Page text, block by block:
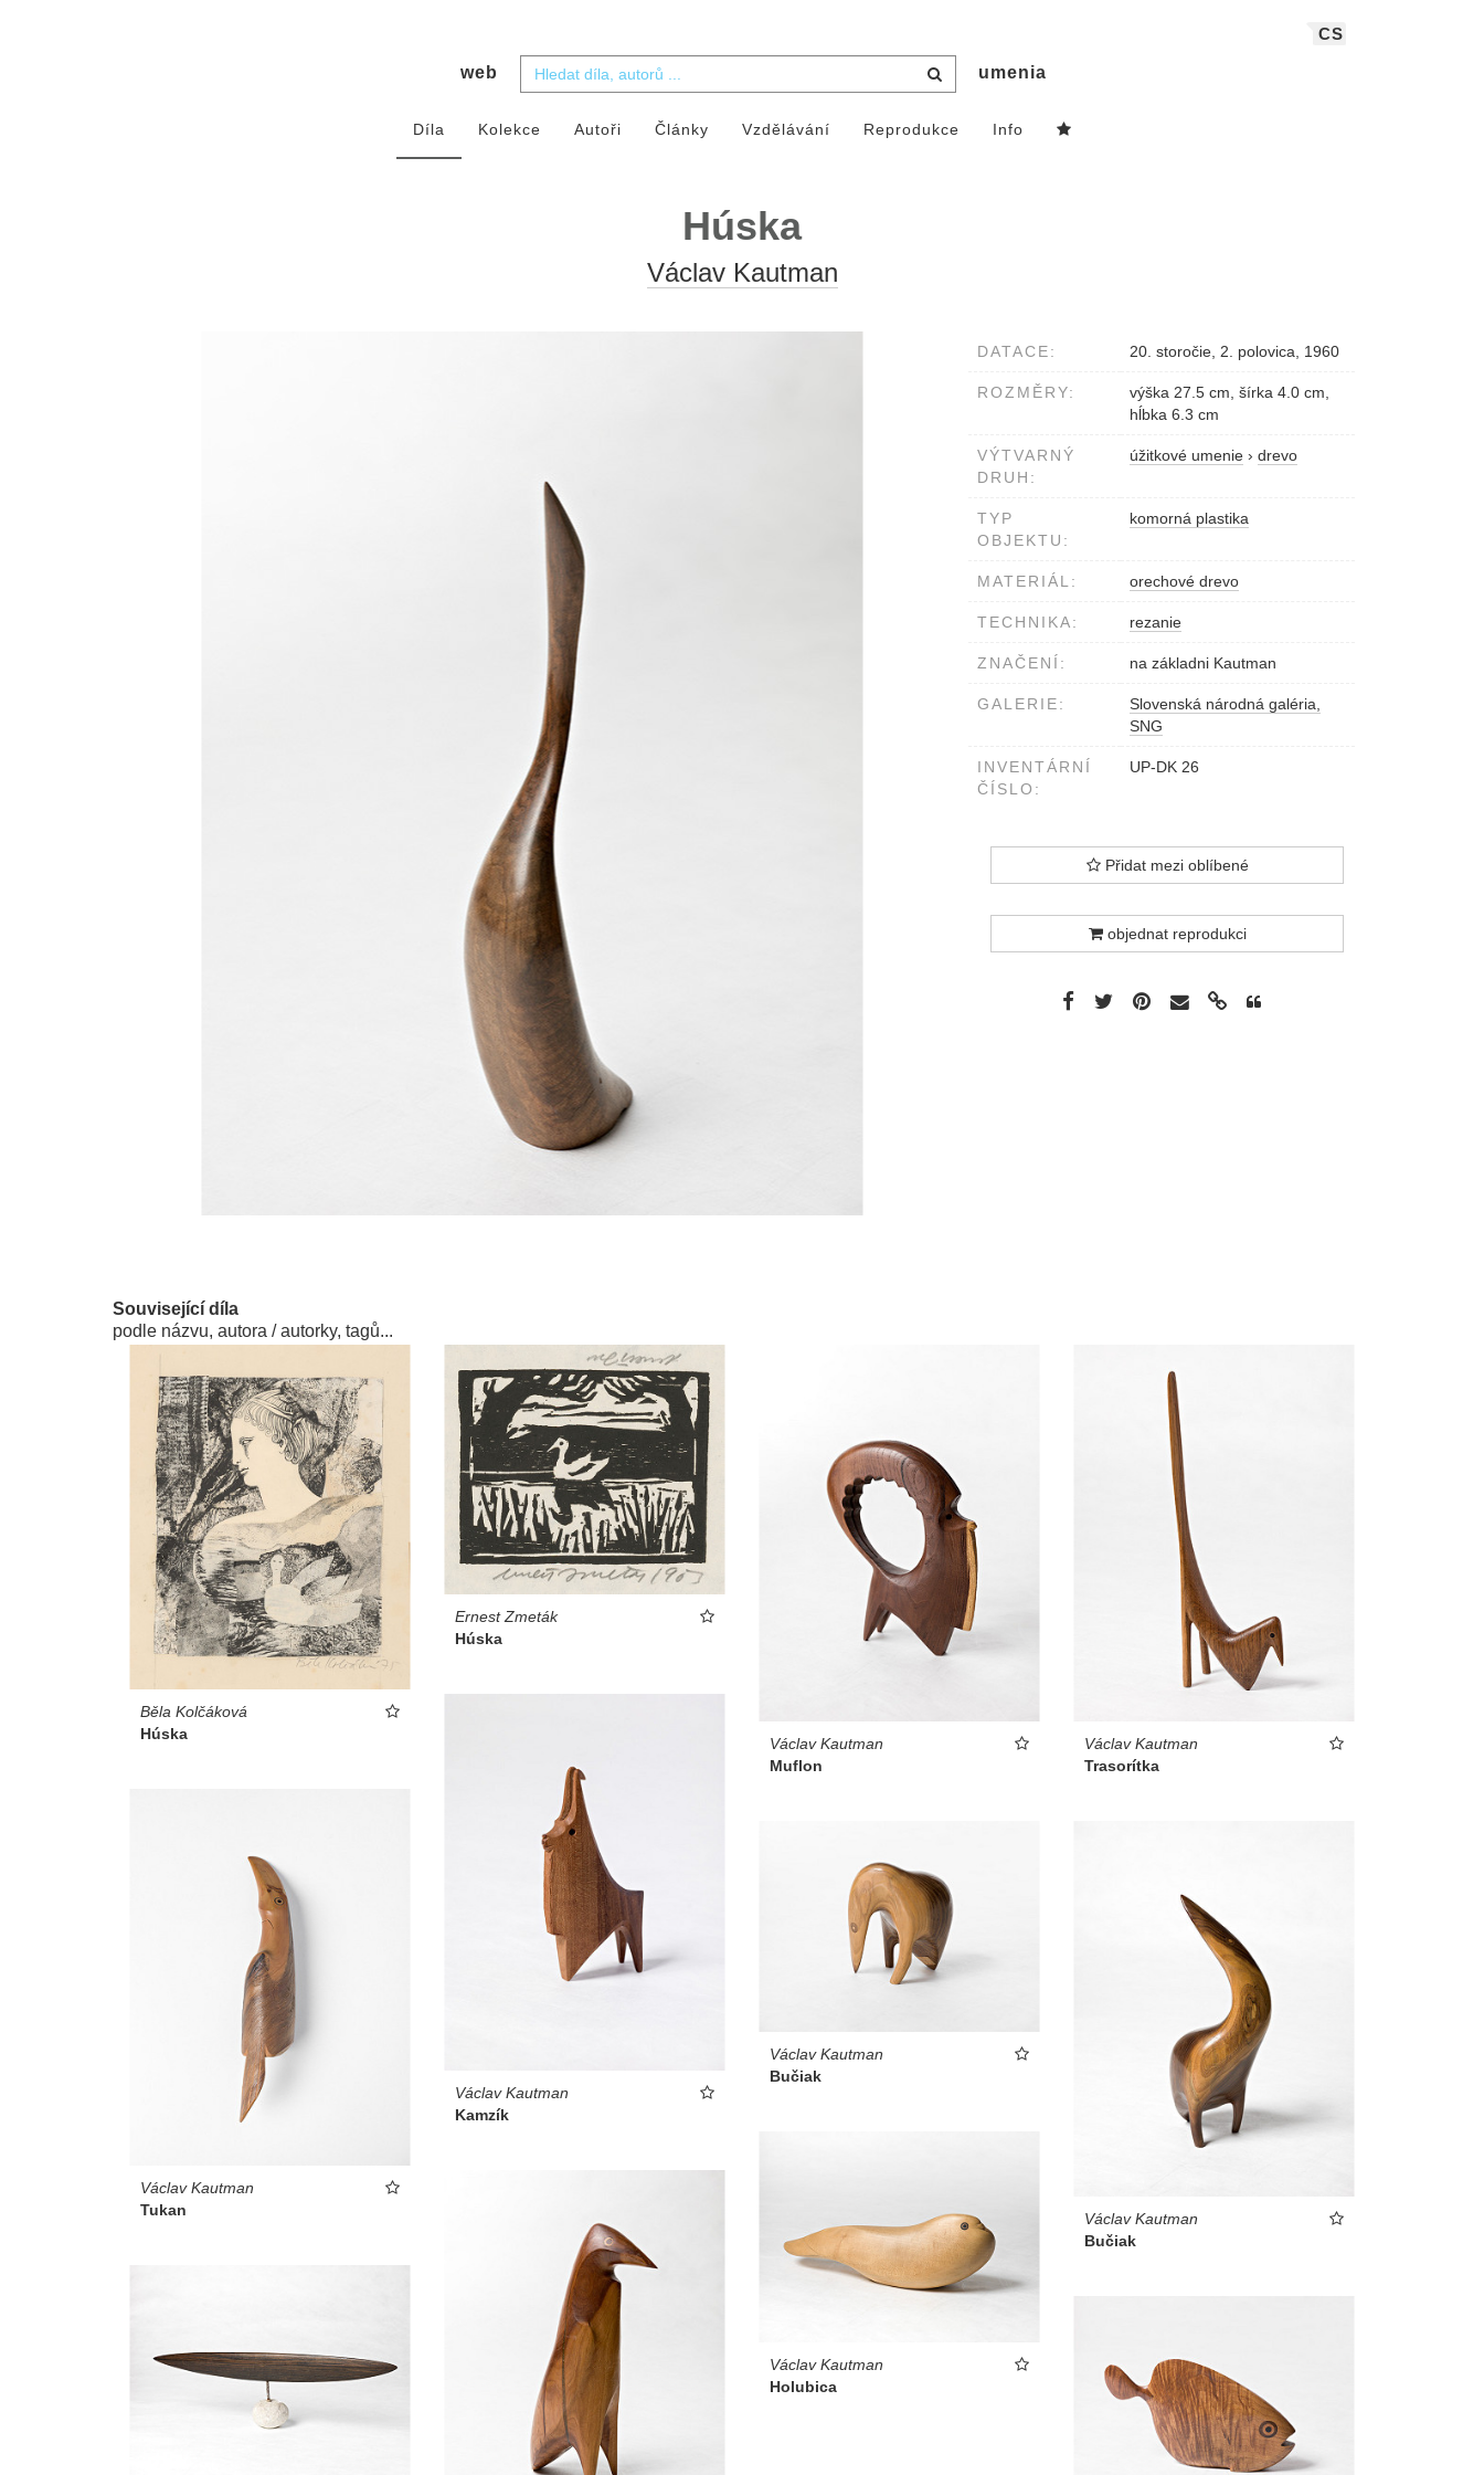
CS
web umenia
Díla Kolekce Autoři Články Vzdělávání Reprodukce Info
Húska
Václav Kautman
DATACE: 20. storočie, 2. polovica, 1960
ROZMĚRY:
výška 27.5 cm, šírka 4.0 cm,
hĺbka 6.3 cm
VÝTVARNÝ
DRUH:
úžitkové umenie › drevo
TYP
OBJEKTU:
komorná plastika
MATERIÁL: orechové drevo
TECHNIKA: rezanie
ZNAČENÍ: na základni Kautman
GALERIE:
Slovenská národná galéria,
SNG
INVENTÁRNÍ
ČÍSLO:
UP-DK 26
Přidat mezi oblíbené
objednat reprodukci
Související díla
podle názvu, autora / autorky, tagů...
Běla Kolčáková
Húska
Ernest Zmeták
Húska
Václav Kautman
Muflon
Václav Kautman
Trasorítka
Václav Kautman
Kamzík
Václav Kautman
Tukan
Václav Kautman
Bučiak
Václav Kautman
Bučiak
Václav Kautman
Holubica